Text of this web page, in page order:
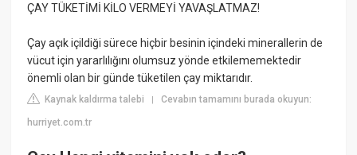
ÇAY TÜKETİMİ KİLO VERMEYİ YAVAŞLATMAZ!
Çay açık içildiği sürece hiçbir besinin içindeki minerallerin de
vücut için yararlılığını olumsuz yönde etkilememektedir
önemli olan bir günde tüketilen çay miktarıdır.
Kaynak kaldırma talebi |Cevabın tamamını burada okuyun:
hurriyet.com.tr